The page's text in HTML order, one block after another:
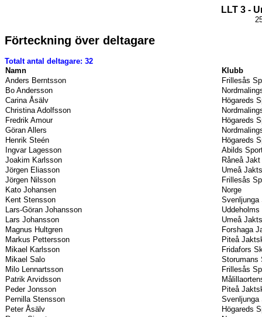
LLT 3 -
Förteckning över deltagare
Totalt antal deltagare: 32
Namn
Klubb
Anders Berntsson
Frillesås
Bo Andersson
Carina Åsälv
Högareds
Christina Adolfsson
Fredrik Amour
Högareds
Göran Allers
Henrik Steén
Högareds
Ingvar Lagesson
Abilds
Joakim Karlsson
Råneå
Jörgen Eliasson
Umeå
Jörgen Nilsson
Frillesås
Kato Johansen
Norge
Kent Stensson
Svenljunga
Lars-Göran Johansson
Lars Johansson
Umeå
Magnus Hultgren
Forshaga
Markus Pettersson
Piteå
Mikael Karlsson
Fridafors
Mikael Salo
Storumans
Milo Lennartsson
Frillesås
Patrik Arvidsson
Peder Jonsson
Piteå
Pernilla Stensson
Svenljunga
Peter Åsälv
Högareds